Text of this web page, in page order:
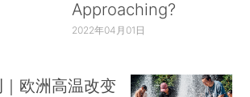
Approaching?
2022年04月01日
欧洲高温改变